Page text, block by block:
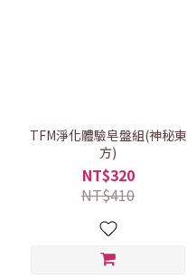
TFM淨化體驗皂盤組(神秘東
方)
NT$320
NT$410